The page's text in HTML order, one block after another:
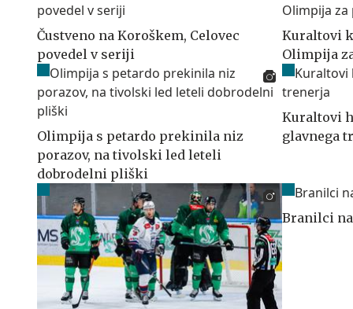
Čustveno na Koroškem, Celovec
povedel v seriji
Kuraltovi
Olimpija
Olimpija s petardo prekinila niz
porazov, na tivolski led leteli
dobrodelni pliški
Kuraltovi
glavnega
Branilci